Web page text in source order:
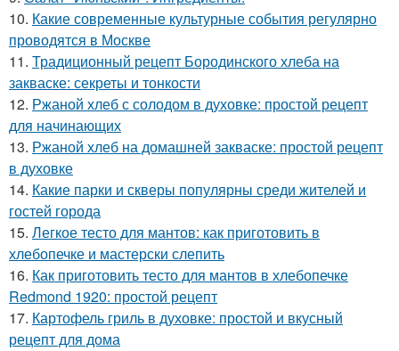
10. Какие современные культурные события регулярно
проводятся в Москве
11. Традиционный рецепт Бородинского хлеба на
закваске: секреты и тонкости
12. Ржаной хлеб с солодом в духовке: простой рецепт
для начинающих
13. Ржаной хлеб на домашней закваске: простой рецепт
в духовке
14. Какие парки и скверы популярны среди жителей и
гостей города
15. Легкое тесто для мантов: как приготовить в
хлебопечке и мастерски слепить
16. Как приготовить тесто для мантов в хлебопечке
Redmond 1920: простой рецепт
17. Картофель гриль в духовке: простой и вкусный
рецепт для дома